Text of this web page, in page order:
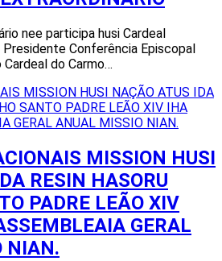
nee participa husi Cardeal
Conferência Episcopal
do Carmo…
MISSION HUSI
RESIN HASORU
PADRE LEÃO XIV
GERAL
NIAN.